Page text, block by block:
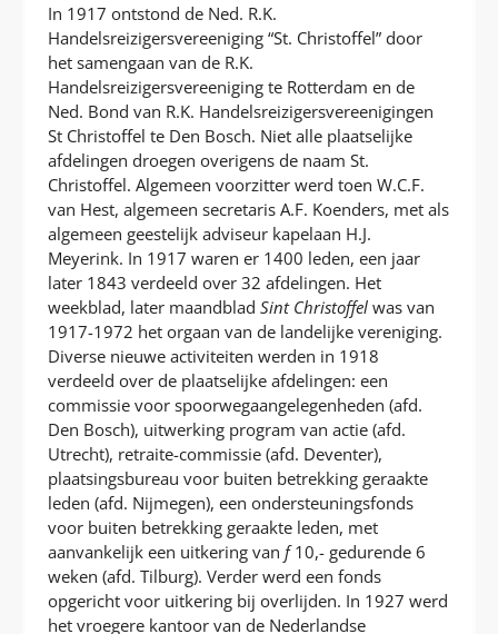
In 1917 ontstond de Ned. R.K.
Handelsreizigersvereeniging “St. Christoffel” door
het samengaan van de R.K.
Handelsreizigersvereeniging te Rotterdam en de
Ned. Bond van R.K. Handelsreizigersvereenigingen
St Christoffel te Den Bosch. Niet alle plaatselijke
afdelingen droegen overigens de naam St.
Christoffel. Algemeen voorzitter werd toen W.C.F.
van Hest, algemeen secretaris A.F. Koenders, met als
algemeen geestelijk adviseur kapelaan H.J.
Meyerink. In 1917 waren er 1400 leden, een jaar
later 1843 verdeeld over 32 afdelingen. Het
weekblad, later maandbladSint Christoffel was van
1917-1972 het orgaan van de landelijke vereniging.
Diverse nieuwe activiteiten werden in 1918
verdeeld over de plaatselijke afdelingen: een
commissie voor spoorwegaangelegenheden (afd.
Den Bosch), uitwerking program van actie (afd.
Utrecht), retraite-commissie (afd. Deventer),
plaatsingsbureau voor buiten betrekking geraakte
leden (afd. Nijmegen), een ondersteuningsfonds
voor buiten betrekking geraakte leden, met
aanvankelijk een uitkering vanf10,- gedurende 6
weken (afd. Tilburg). Verder werd een fonds
opgericht voor uitkering bij overlijden. In 1927 werd
het vroegere kantoor van de Nederlandse